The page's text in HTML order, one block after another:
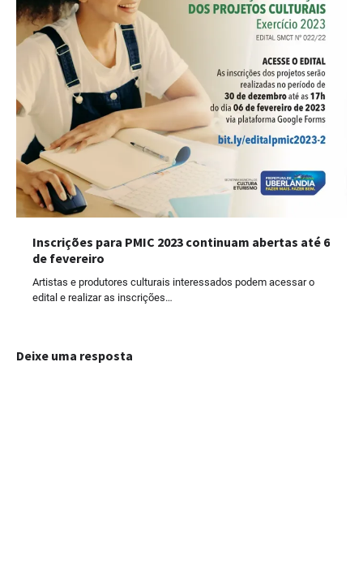
Inscrições para PMIC 2023 continuam abertas até 6
de fevereiro
Artistas e produtores culturais interessados podem acessar o
edital e realizar as inscrições…
Deixe uma resposta